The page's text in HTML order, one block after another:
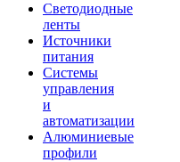
Светодиодные
ленты
Источники
питания
Системы
управления
и
автоматизации
Алюминиевые
профили